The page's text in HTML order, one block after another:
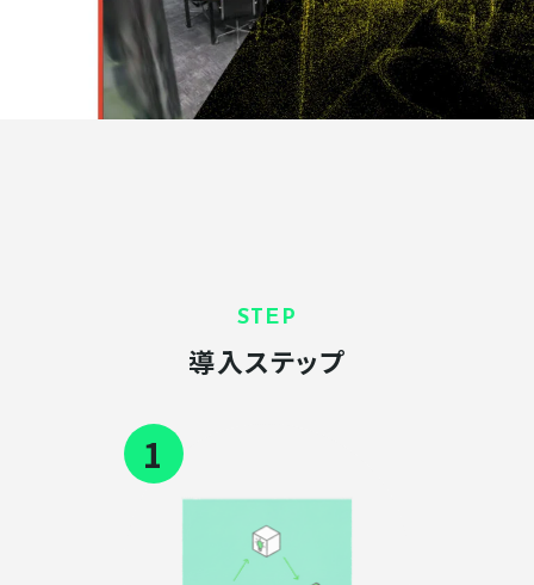
STEP
導入ステップ
1